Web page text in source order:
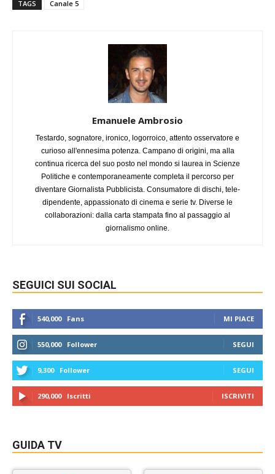
TAGS Canale 5
Emanuele Ambrosio
Testardo, sognatore, ironico, logorroico, attento osservatore e
curioso all'ennesima potenza. Campano di origini, ma alla
continua ricerca del suo posto nel mondo si laurea in Scienze
Politiche e contemporaneamente completa il percorso per
diventare Giornalista Pubblicista. Consumatore di dischi, tele-
dipendente, appassionato di cinema e serie tv. Diverse le
collaborazioni: dalla carta stampata fino al passaggio al
giornalismo online.
SEGUICI SUI SOCIAL
540,000 Fans MI PIACE
550,000 Follower SEGUI
9,300 Follower SEGUI
290,000 Iscritti ISCRIVITI
GUIDA TV